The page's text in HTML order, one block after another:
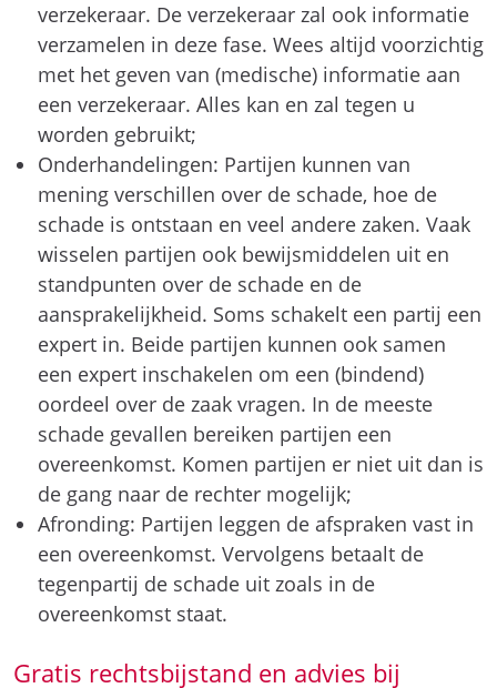
verzekeraar. De verzekeraar zal ook informatie
verzamelen in deze fase. Wees altijd voorzichtig
met het geven van (medische) informatie aan
een verzekeraar. Alles kan en zal tegen u
worden gebruikt;
Onderhandelingen: Partijen kunnen van
mening verschillen over de schade, hoe de
schade is ontstaan en veel andere zaken. Vaak
wisselen partijen ook bewijsmiddelen uit en
standpunten over de schade en de
aansprakelijkheid. Soms schakelt een partij een
expert in. Beide partijen kunnen ook samen
een expert inschakelen om een (bindend)
oordeel over de zaak vragen. In de meeste
schade gevallen bereiken partijen een
overeenkomst. Komen partijen er niet uit dan is
de gang naar de rechter mogelijk;
Afronding: Partijen leggen de afspraken vast in
een overeenkomst. Vervolgens betaalt de
tegenpartij de schade uit zoals in de
overeenkomst staat.
Gratis rechtsbijstand en advies bij